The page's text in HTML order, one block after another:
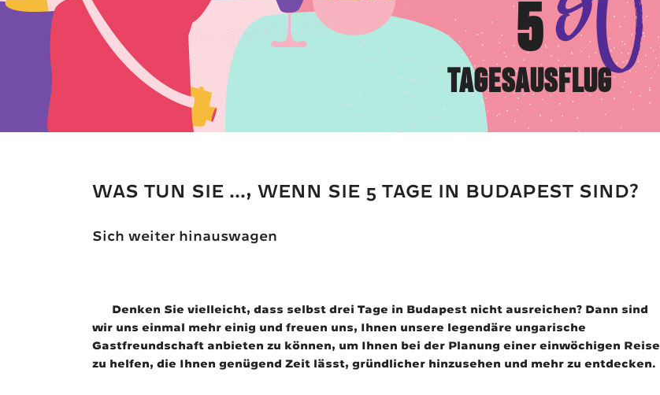
5
TAGESAUSFLUG
WAS TUN SIE ..., WENN SIE 5 TAGE IN BUDAPEST SIND?
Sich weiter hinauswagen
Denken Sie vielleicht, dass selbst drei Tage in Budapest nicht ausreichen? Dann sind
wir uns einmal mehr einig und freuen uns, Ihnen unsere legendäre ungarische
Gastfreundschaft anbieten zu können, um Ihnen bei der Planung einer einwöchigen Reise
zu helfen, die Ihnen genügend Zeit lässt, gründlicher hinzusehen und mehr zu entdecken.